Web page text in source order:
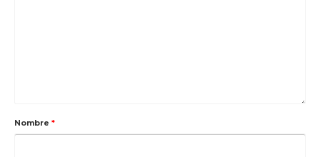
Nombre *